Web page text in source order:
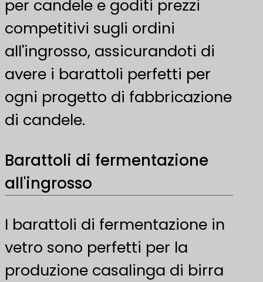
per candele e goditi prezzi
competitivi sugli ordini
all'ingrosso, assicurandoti di
avere i barattoli perfetti per
ogni progetto di fabbricazione
di candele.
Barattoli di fermentazione
all'ingrosso
I barattoli di fermentazione in
vetro sono perfetti per la
produzione casalinga di birra